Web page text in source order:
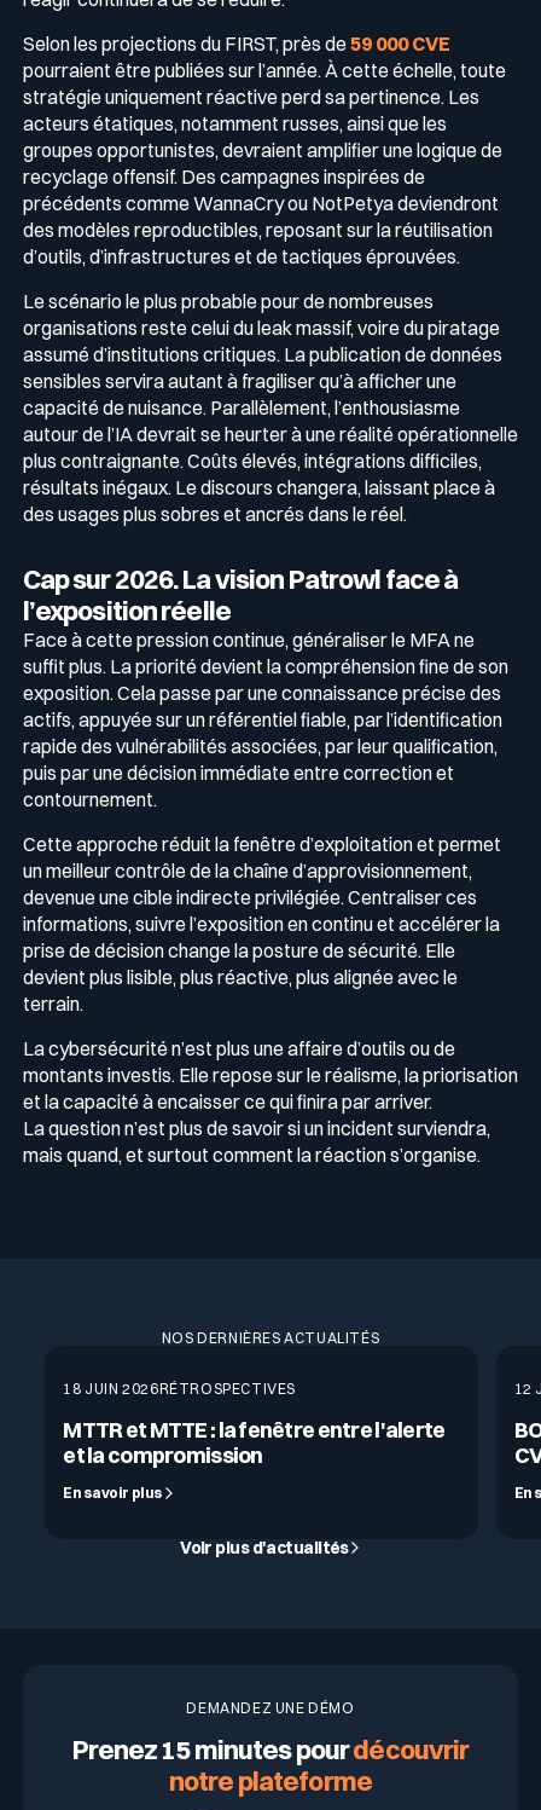
Selon les projections du FIRST, près de59 000 CVE
pourraient être publiées sur l’année. À cette échelle, toute
stratégie uniquement réactive perd sa pertinence. Les
acteurs étatiques, notamment russes, ainsi que les
groupes opportunistes, devraient amplifier une logique de
recyclage offensif. Des campagnes inspirées de
précédents comme WannaCry ou NotPetya deviendront
des modèles reproductibles, reposant sur la réutilisation
d’outils, d’infrastructures et de tactiques éprouvées.
Le scénario le plus probable pour de nombreuses
organisations reste celui du leak massif, voire du piratage
assumé d’institutions critiques. La publication de données
sensibles servira autant à fragiliser qu’à afficher une
capacité de nuisance. Parallèlement, l’enthousiasme
autour de l’IA devrait se heurter à une réalité opérationnelle
plus contraignante. Coûts élevés, intégrations difficiles,
résultats inégaux. Le discours changera, laissant place à
des usages plus sobres et ancrés dans le réel.
Cap sur 2026. La vision Patrowl face à
l’exposition réelle
Face à cette pression continue, généraliser le MFA ne
suffit plus. La priorité devient la compréhension fine de son
exposition. Cela passe par une connaissance précise des
actifs, appuyée sur un référentiel fiable, par l’identification
rapide des vulnérabilités associées, par leur qualification,
puis par une décision immédiate entre correction et
contournement.
Cette approche réduit la fenêtre d’exploitation et permet
un meilleur contrôle de la chaîne d’approvisionnement,
devenue une cible indirecte privilégiée. Centraliser ces
informations, suivre l’exposition en continu et accélérer la
prise de décision change la posture de sécurité. Elle
devient plus lisible, plus réactive, plus alignée avec le
terrain.
La cybersécurité n’est plus une affaire d’outils ou de
montants investis. Elle repose sur le réalisme, la priorisation
et la capacité à encaisser ce qui finira par arriver.
La question n’est plus de savoir si un incident surviendra,
mais quand, et surtout comment la réaction s’organise.
NOS DERNIÈRES ACTUALITÉS
18 JUIN 2026RÉTROSPECTIVES
MTTR et MTTE : la fenêtre entre l'alerte
et la compromission
En savoir plus
12
En
Voir plus d'actualités
DEMANDEZ UNE DÉMO
Prenez 15 minutes pourdécouvrir
notre plateforme